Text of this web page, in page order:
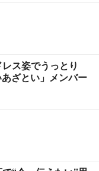
ス姿でうっとり
あざとい」メンバー